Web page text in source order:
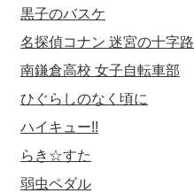
黒子のバスケ
名探偵コナン 迷宮の十字路
南鎌倉高校 女子自転車部
ひぐらしのなく頃に
ハイキュー!!
らき☆すた
弱虫ペダル